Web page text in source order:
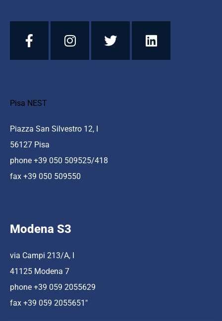
Pisa NEST
Piazza San Silvestro 12, I
56127 Pisa
phone +39 050 509525/418
fax +39 050 509550
Modena S3
via Campi 213/A, I
41125 Modena 7
phone +39 059 2055629
fax +39 059 2055651″